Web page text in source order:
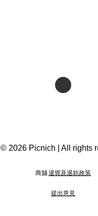
© 2026 Picnich | All rights
商舖退貨及退款政策
提出意見